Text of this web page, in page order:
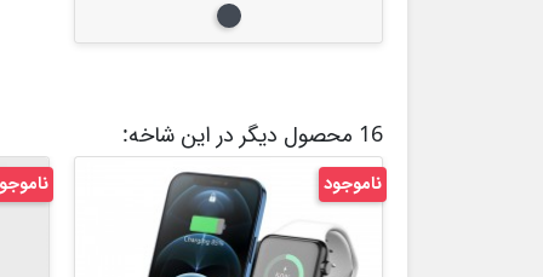
مشکی
16 محصول دیگر در این شاخه:
ناموجود